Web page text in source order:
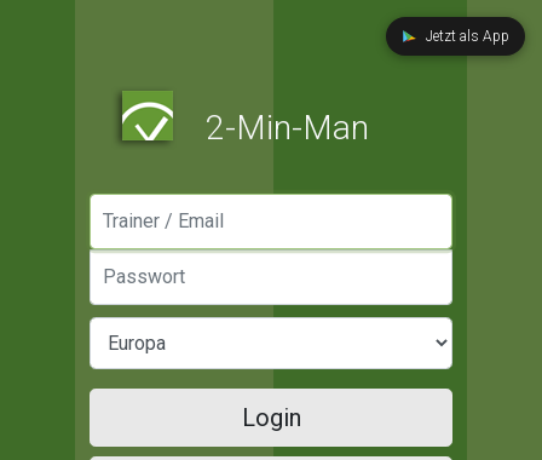
Jetzt als App
2-Min-Man
Login